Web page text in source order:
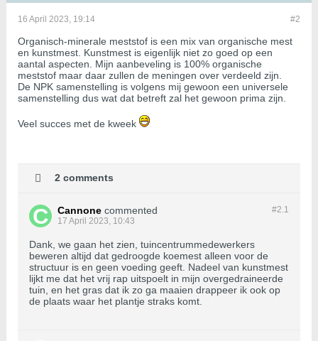
#2
16 April 2023, 19:14
Organisch-minerale meststof is een mix van organische mest
en kunstmest. Kunstmest is eigenlijk niet zo goed op een
aantal aspecten. Mijn aanbeveling is 100% organische
meststof maar daar zullen de meningen over verdeeld zijn.
De NPK samenstelling is volgens mij gewoon een universele
samenstelling dus wat dat betreft zal het gewoon prima zijn.
Veel succes met de kweek
2 comments
#2.1
Cannone commented
17 April 2023, 10:43
Dank, we gaan het zien, tuincentrummedewerkers
beweren altijd dat gedroogde koemest alleen voor de
structuur is en geen voeding geeft. Nadeel van kunstmest
lijkt me dat het vrij rap uitspoelt in mijn overgedraineerde
tuin, en het gras dat ik zo ga maaien drappeer ik ook op
de plaats waar het plantje straks komt.